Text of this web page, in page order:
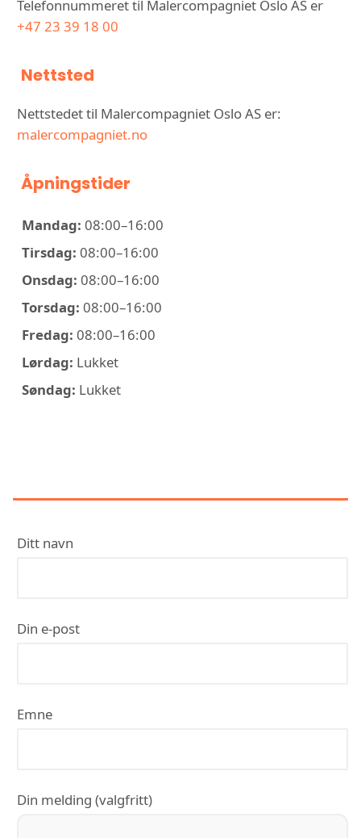
Telefonnummeret til Malercompagniet Oslo AS er
+47 23 39 18 00
Nettsted
Nettstedet til Malercompagniet Oslo AS er:
malercompagniet.no
Åpningstider
Mandag: 08:00–16:00
Tirsdag: 08:00–16:00
Onsdag: 08:00–16:00
Torsdag: 08:00–16:00
Fredag: 08:00–16:00
Lørdag: Lukket
Søndag: Lukket
Ditt navn
Din e-post
Emne
Din melding (valgfritt)